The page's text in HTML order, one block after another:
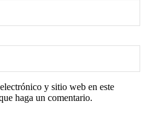
y sitio web en este
haga un comentario.